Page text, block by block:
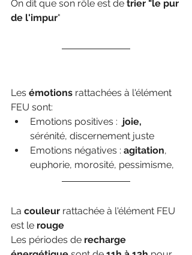
On dit que son rôle est de trier "le pur
de l'impur"
Les émotions rattachées à l'élément
FEU sont:
Emotions positives : joie,
sérénité, discernement juste
Emotions négatives : agitation,
euphorie, morosité, pessimisme,
La couleur rattachée à l'élément FEU
est le rouge
Les périodes de recharge